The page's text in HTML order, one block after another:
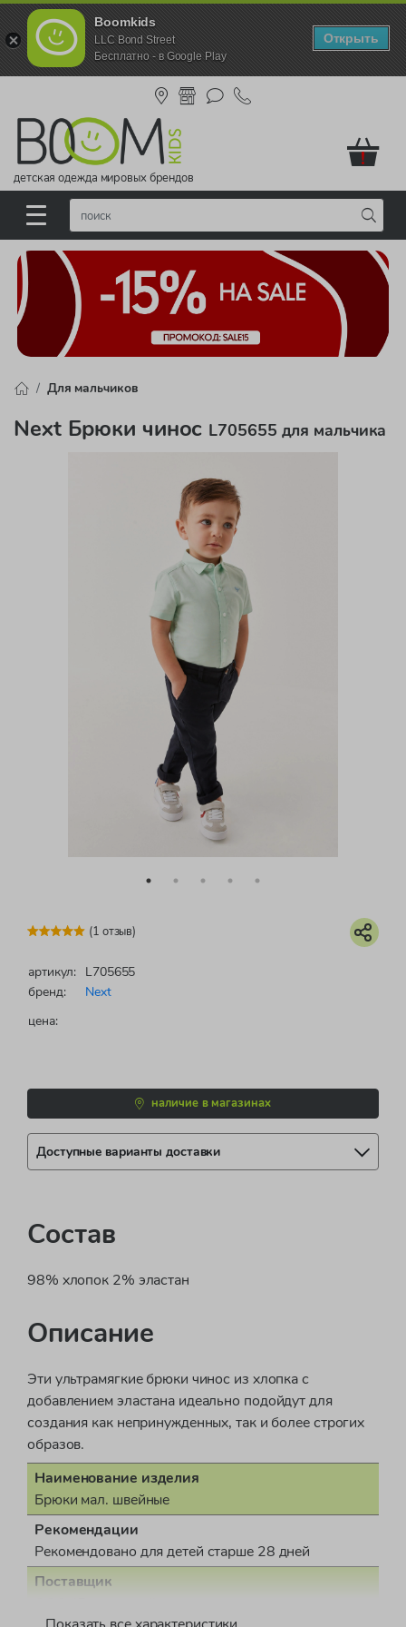
Boomkids
LLC Bond Street
Бесплатно - в Google Play
Открыть
детская одежда мировых брендов
!
Для мальчиков
Next Брюки чинос L705655 для мальчика
(1 отзыв)
артикул: L705655
бренд:
Next
цена:
наличие в магазинах
Доступные варианты доставки
Состав
98% хлопок 2% эластан
Описание
Эти ультрамягкие брюки чинос из хлопка с
добавлением эластана идеально подойдут для
создания как непринужденных, так и более строгих
образов.
Наименование изделия
Брюки мал. швейные
Рекомендации
Рекомендовано для детей старше 28 дней
Поставщик